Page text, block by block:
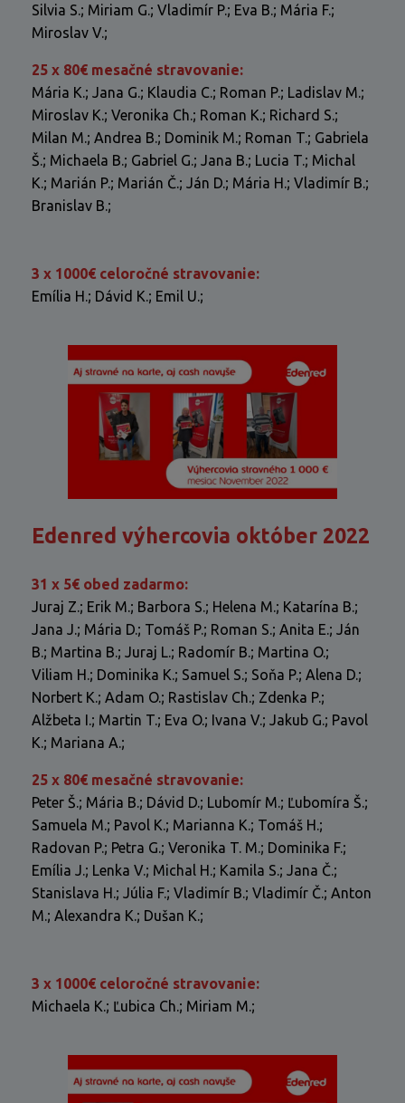
Silvia S.; Miriam G.; Vladimír P.; Eva B.; Mária F.;
Miroslav V.;
25 x 80€ mesačné stravovanie:
Mária K.; Jana G.; Klaudia C.; Roman P.; Ladislav M.;
Miroslav K.; Veronika Ch.; Roman K.; Richard S.;
Milan M.; Andrea B.; Dominik M.; Roman T.; Gabriela
Š.; Michaela B.; Gabriel G.; Jana B.; Lucia T.; Michal
K.; Marián P.; Marián Č.; Ján D.; Mária H.; Vladimír B.;
Branislav B.;
3 x 1000€ celoročné stravovanie:
Emília H.; Dávid K.; Emil U.;
Edenred výhercovia október 2022
31 x 5€ obed zadarmo:
Juraj Z.; Erik M.; Barbora S.; Helena M.; Katarína B.;
Jana J.; Mária D.; Tomáš P.; Roman S.; Anita E.; Ján
B.; Martina B.; Juraj L.; Radomír B.; Martina O.;
Viliam H.; Dominika K.; Samuel S.; Soňa P.; Alena D.;
Norbert K.; Adam O.; Rastislav Ch.; Zdenka P.;
Alžbeta I.; Martin T.; Eva O.; Ivana V.; Jakub G.; Pavol
K.; Mariana A.;
25 x 80€ mesačné stravovanie:
Peter Š.; Mária B.; Dávid D.; Lubomír M.; Ľubomíra Š.;
Samuela M.; Pavol K.; Marianna K.; Tomáš H.;
Radovan P.; Petra G.; Veronika T. M.; Dominika F.;
Emília J.; Lenka V.; Michal H.; Kamila S.; Jana Č.;
Stanislava H.; Júlia F.; Vladimír B.; Vladimír Č.; Anton
M.; Alexandra K.; Dušan K.;
3 x 1000€ celoročné stravovanie:
Michaela K.; Ľubica Ch.; Miriam M.;